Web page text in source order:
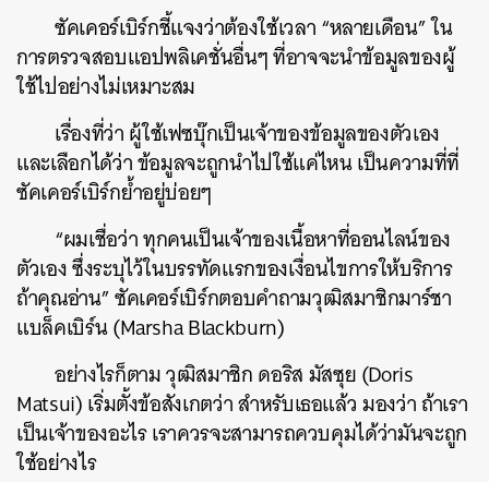
ซัคเคอร์เบิร์กชี้แจงว่าต้องใช้เวลา “หลายเดือน” ใน
การตรวจสอบแอปพลิเคชั่นอื่นๆ ที่อาจจะนำข้อมูลของผู้
ใช้ไปอย่างไม่เหมาะสม
เรื่องที่ว่า ผู้ใช้เฟซบุ๊กเป็นเจ้าของข้อมูลของตัวเอง
และเลือกได้ว่า ข้อมูลจะถูกนำไปใช้แค่ไหน เป็นความที่ที่
ซัคเคอร์เบิร์กย้ำอยู่บ่อยๆ
“ผมเชื่อว่า ทุกคนเป็นเจ้าของเนื้อหาที่ออนไลน์ของ
ตัวเอง ซึ่งระบุไว้ในบรรทัดแรกของเงื่อนไขการให้บริการ
ถ้าคุณอ่าน” ซัคเคอร์เบิร์กตอบคำถามวุฒิสมาชิกมาร์ชา
แบล็คเบิร์น (Marsha Blackburn)
อย่างไรก็ตาม วุฒิสมาชิก ดอริส มัสซุย (Doris
Matsui) เริ่มตั้งข้อสังเกตว่า สำหรับเธอแล้ว มองว่า ถ้าเรา
เป็นเจ้าของอะไร เราควรจะสามารถควบคุมได้ว่ามันจะถูก
ใช้อย่างไร